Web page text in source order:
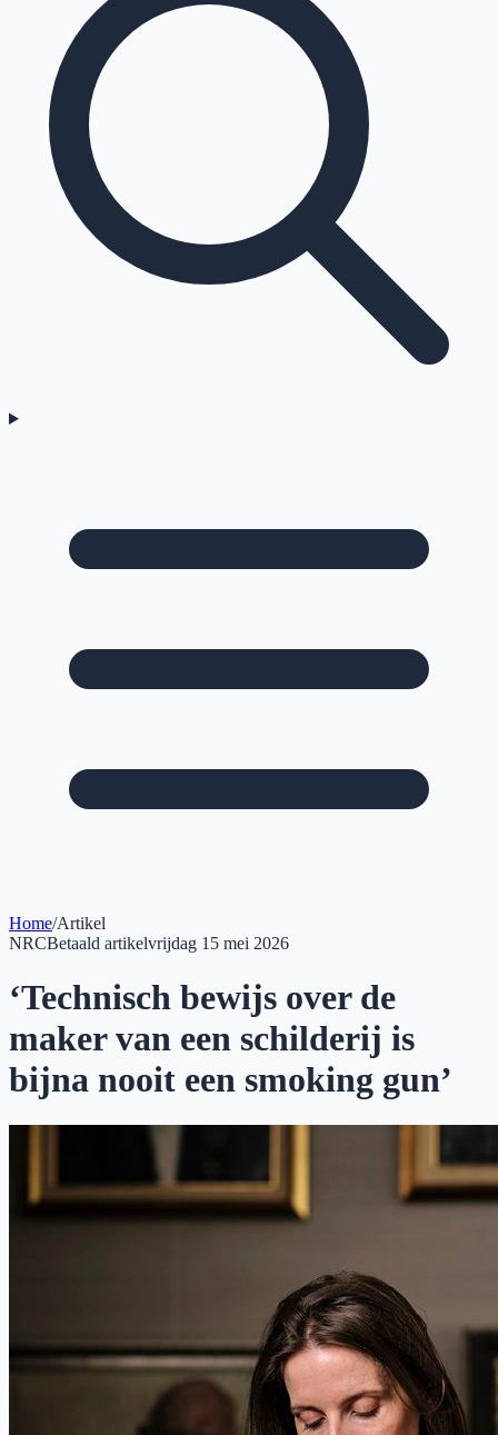
Home/Artikel
NRCBetaald artikelvrijdag 15 mei 2026
‘Technisch bewijs over de
maker van een schilderij is
bijna nooit een smoking gun’